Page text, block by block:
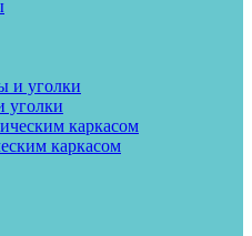
уголки
каркасом